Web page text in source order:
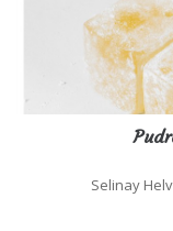
Selinay